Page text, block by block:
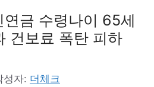
금 수령나이 65세
건보료 폭탄 피하
성자: 더체크